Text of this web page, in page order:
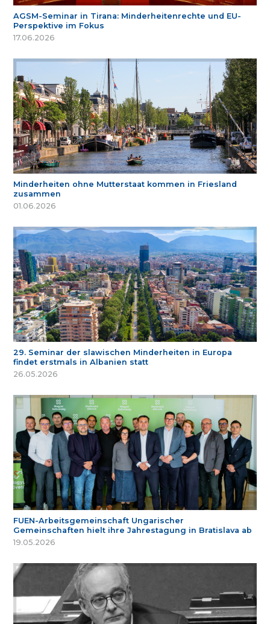
AGSM-Seminar in Tirana: Minderheitenrechte und EU-
Perspektive im Fokus
17.06.2026
Minderheiten ohne Mutterstaat kommen in Friesland
zusammen
01.06.2026
29. Seminar der slawischen Minderheiten in Europa
findet erstmals in Albanien statt
26.05.2026
FUEN-Arbeitsgemeinschaft Ungarischer
Gemeinschaften hielt ihre Jahrestagung in Bratislava ab
19.05.2026